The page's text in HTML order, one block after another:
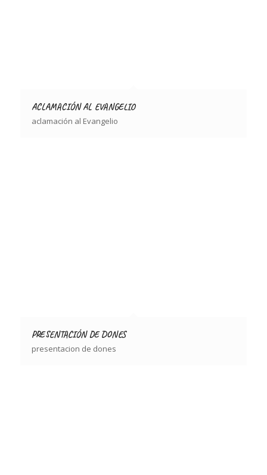
ACLAMACIÓN AL EVANGELIO
aclamación al Evangelio
PRESENTACIÓN DE DONES
presentacion de dones